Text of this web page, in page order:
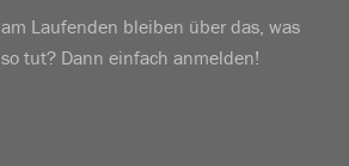
Laufenden bleiben über das, was
tut? Dann einfach anmelden!